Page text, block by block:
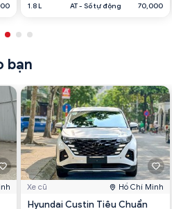
1.8 L AT - Số tự động 70,000
bạn
Xe cũ Hồ Chí Minh
Hyundai Custin Tiêu Chuẩn